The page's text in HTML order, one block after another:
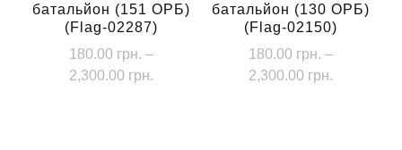
батальйон (151 ОРБ)
(Flag-02287)
180.00 грн. –
2,300.00 грн.
батальйон (130 ОРБ)
(Flag-02150)
180.00 грн. –
2,300.00 грн.